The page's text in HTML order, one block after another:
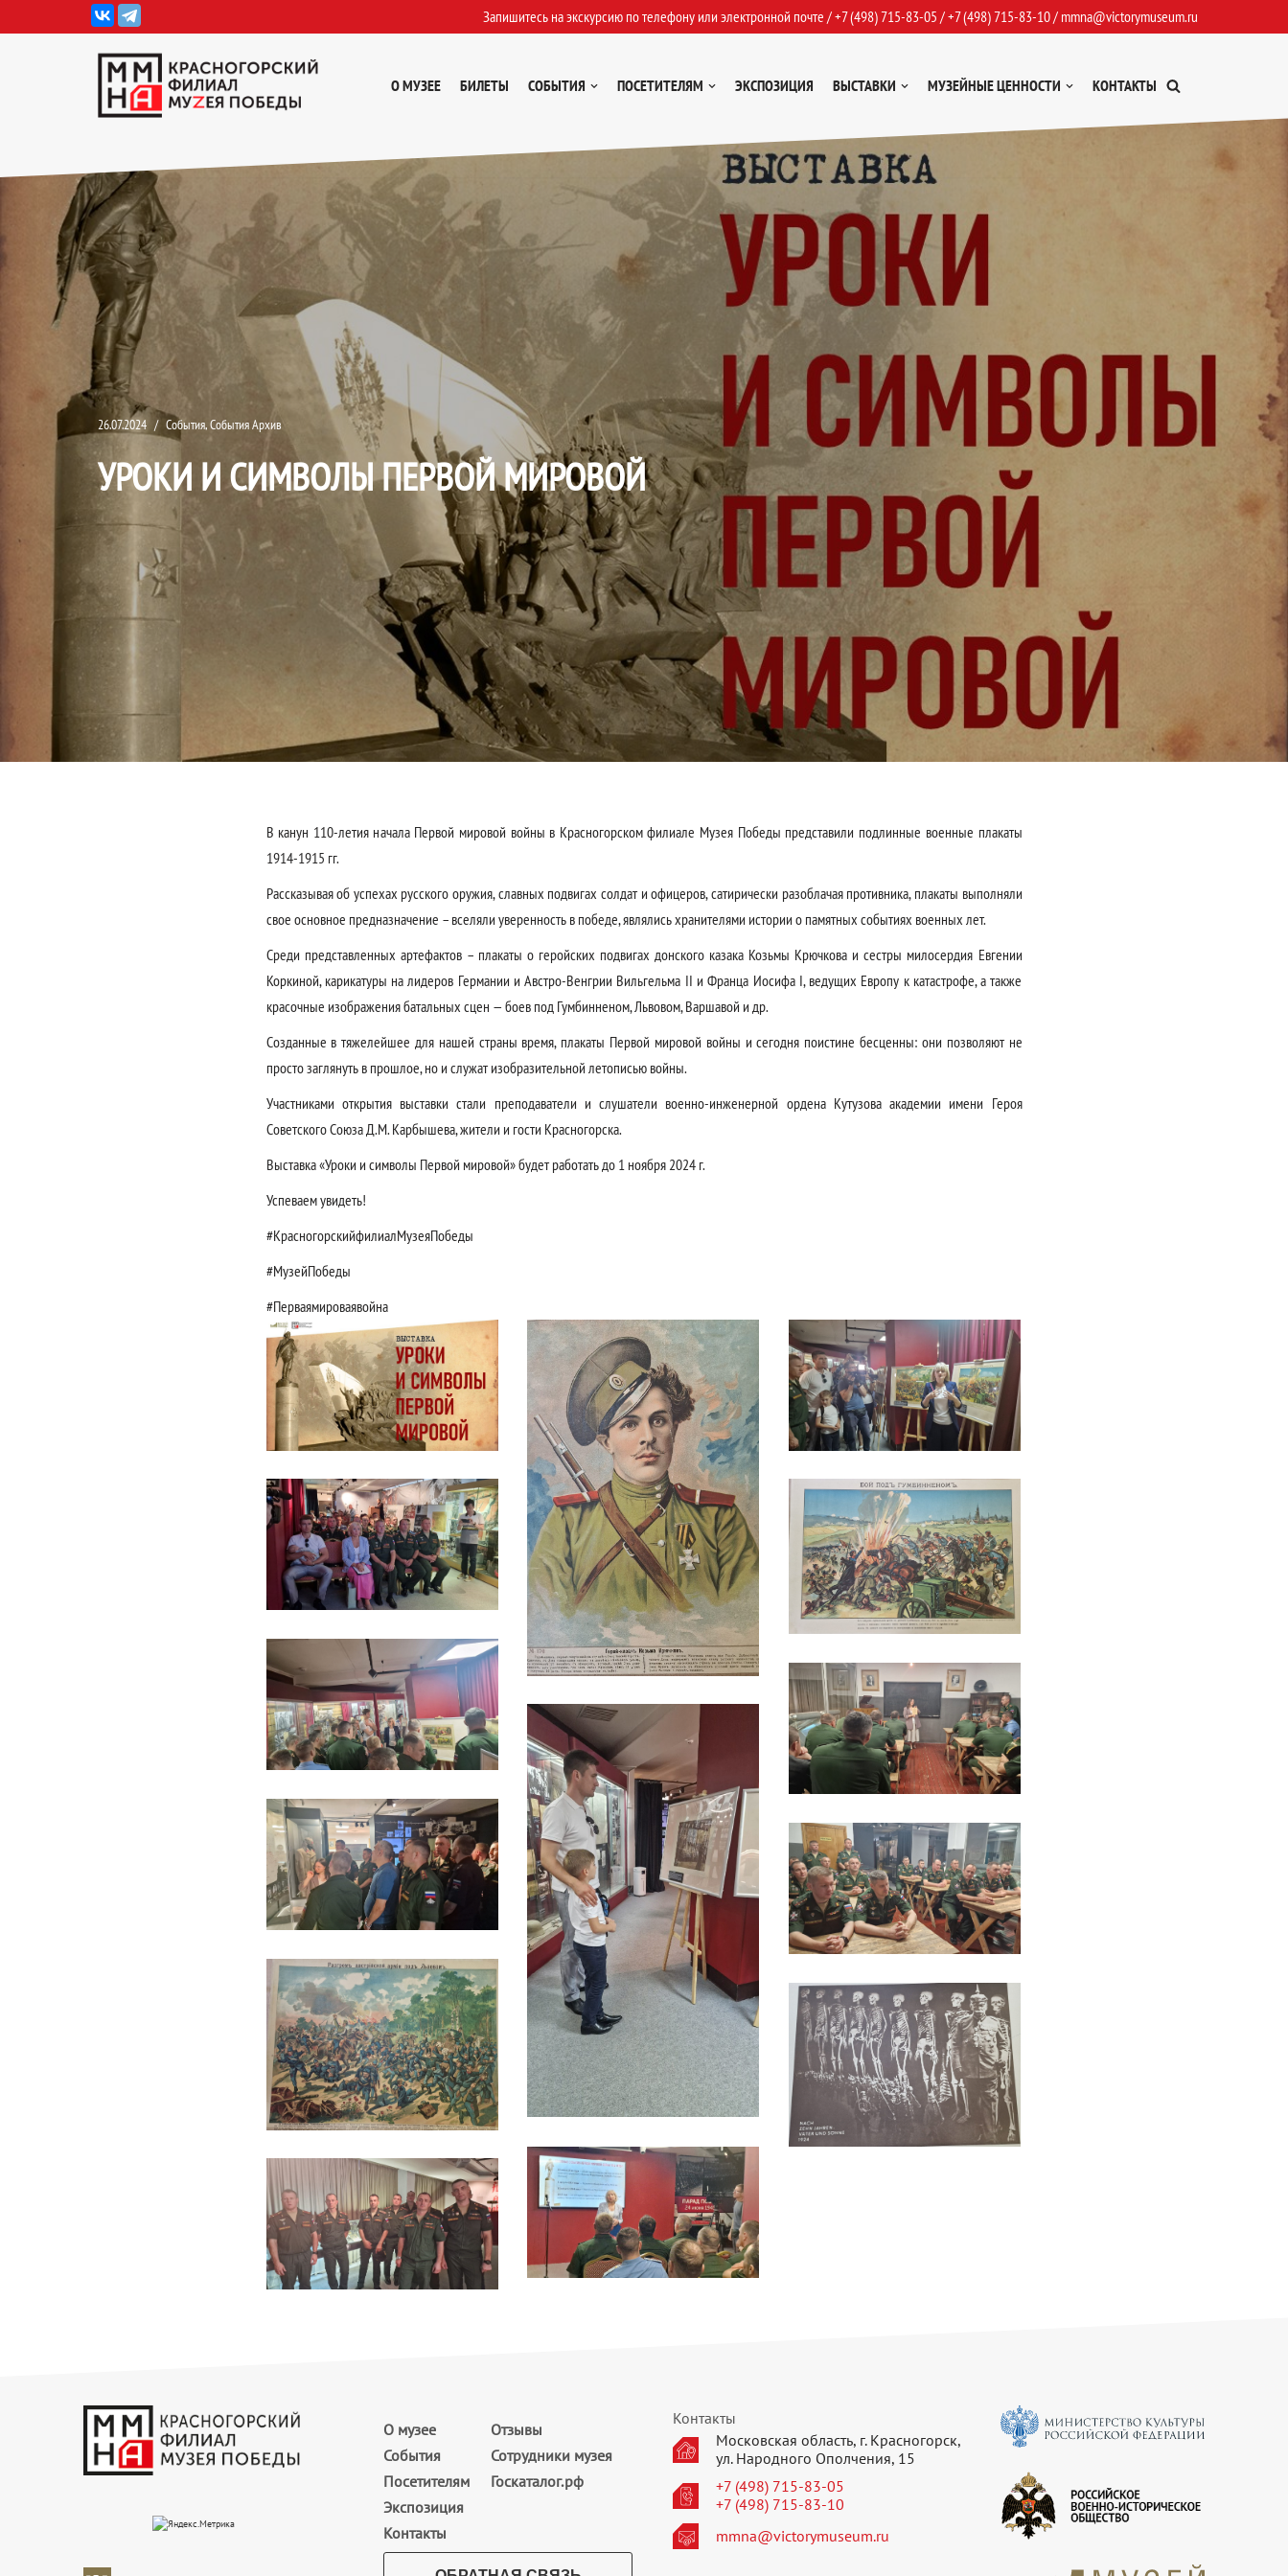
Запишитесь на экскурсию по телефону или электронной почте /+7 (498) 715-83-05 /+7 (498) 715-83-10/ mmna@victorymuseum.ru
О МУЗЕЕ БИЛЕТЫ СОБЫТИЯ ПОСЕТИТЕЛЯМ ЭКСПОЗИЦИЯ ВЫСТАВКИ МУЗЕЙНЫЕ ЦЕННОСТИ КОНТАКТЫ
26.07.2024 События,События Архив
УРОКИ И СИМВОЛЫ ПЕРВОЙ МИРОВОЙ
В канун 110-летия начала Первой мировой войны в Красногорском филиале Музея Победы представили подлинные военные плакаты
1914-1915 гг.
Рассказывая об успехах русского оружия, славных подвигах солдат и офицеров, сатирически разоблачая противника, плакаты выполняли
свое основное предназначение – вселяли уверенность в победе, являлись хранителями истории о памятных событиях военных лет.
Среди представленных артефактов – плакаты о геройских подвигах донского казака Козьмы Крючкова и сестры милосердия Евгении
Коркиной, карикатуры на лидеров Германии и Австро-Венгрии Вильгельма II и Франца Иосифа I, ведущих Европу к катастрофе, а также
красочные изображения батальных сцен — боев под Гумбинненом, Львовом, Варшавой и др.
Созданные в тяжелейшее для нашей страны время, плакаты Первой мировой войны и сегодня поистине бесценны: они позволяют не
просто заглянуть в прошлое, но и служат изобразительной летописью войны.
Участниками открытия выставки стали преподаватели и слушатели военно-инженерной ордена Кутузова академии имени Героя
Советского Союза Д.М. Карбышева, жители и гости Красногорска.
Выставка «Уроки и символы Первой мировой» будет работать до 1 ноября 2024 г.
Успеваем увидеть!
#КрасногорскийфилиалМузеяПобеды
#МузейПобеды
#Перваямироваявойна
О музее
События
Посетителям
Экспозиция
Контакты
Отзывы
Сотрудники музея
Госкаталог.рф
Контакты
Московская область, г. Красногорск,
ул. Народного Ополчения, 15
+7 (498) 715-83-05
+7 (498) 715-83-10
mmna@victorymuseum.ru